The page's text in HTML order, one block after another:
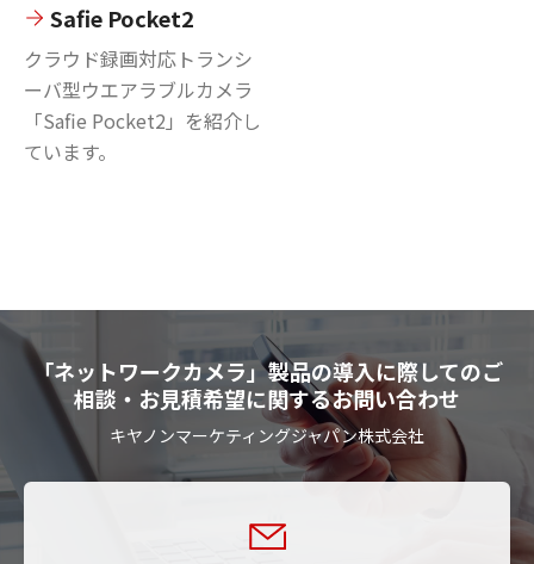
Safie Pocket2
クラウド録画対応トランシ
ーバ型ウエアラブルカメラ
「Safie Pocket2」を紹介し
ています。
「ネットワークカメラ」製品の導入に際してのご
相談・お見積希望に関するお問い合わせ
キヤノンマーケティングジャパン株式会社